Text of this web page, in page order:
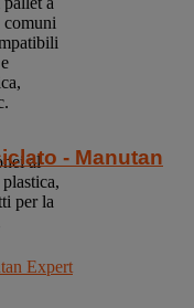
comuni
al
per la
- Manutan
Expert